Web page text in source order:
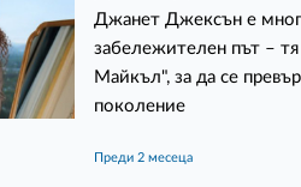
Джанет Джексън е
забележителен път – тя
Майкъл", за да се
поколение
преди 2 месеца